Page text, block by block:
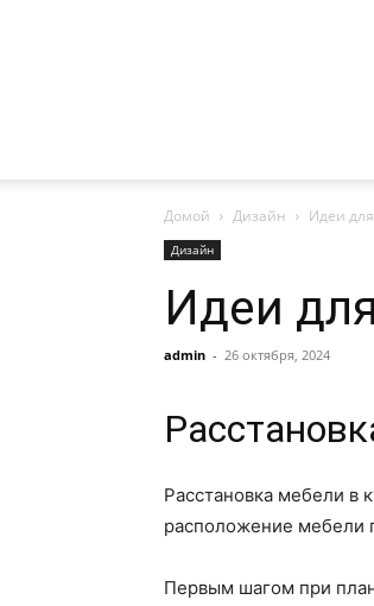
Домой Дизайн Идеи
Дизайн
Идеи
admin - 26 октября, 2024
Расстановка мебели в
расположение мебели
Первым шагом при